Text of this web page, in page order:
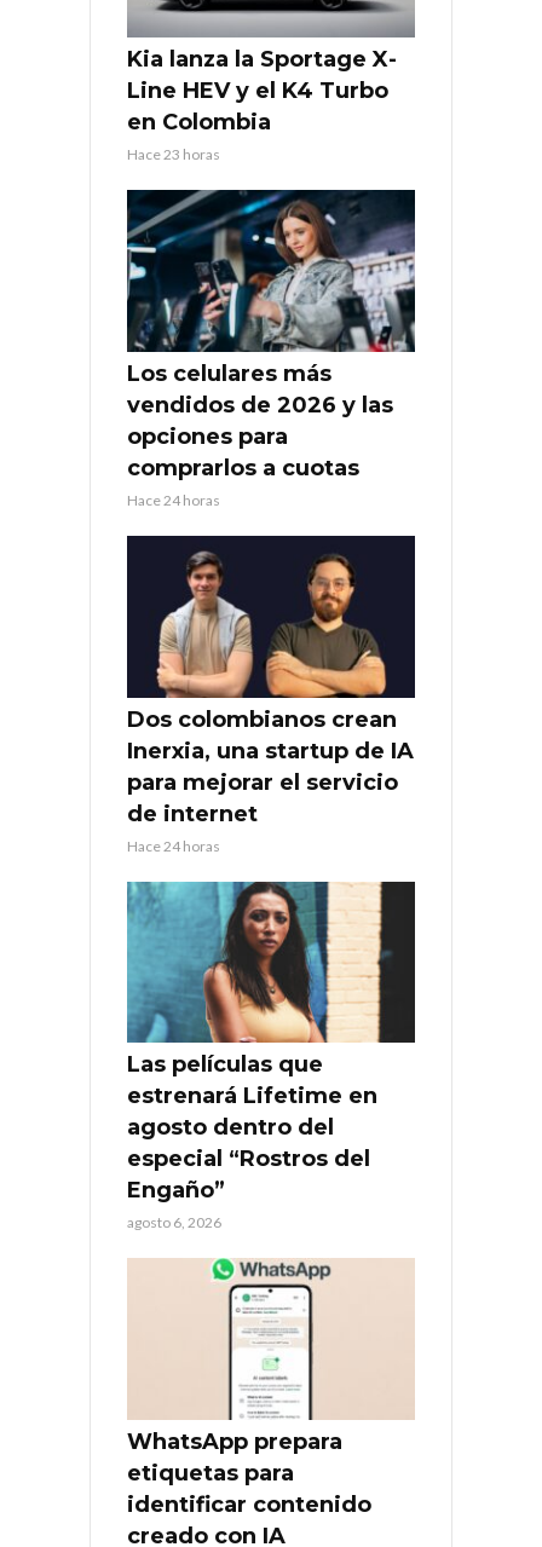
Kia lanza la Sportage X-
Line HEV y el K4 Turbo
en Colombia
Hace 23 horas
Los celulares más
vendidos de 2026 y las
opciones para
comprarlos a cuotas
Hace 24 horas
Dos colombianos crean
Inerxia, una startup de IA
para mejorar el servicio
de internet
Hace 24 horas
Las películas que
estrenará Lifetime en
agosto dentro del
especial “Rostros del
Engaño”
agosto 6, 2026
WhatsApp prepara
etiquetas para
identificar contenido
creado con IA